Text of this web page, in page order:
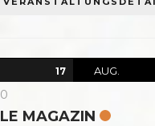
17 AUG.
MAGAZIN